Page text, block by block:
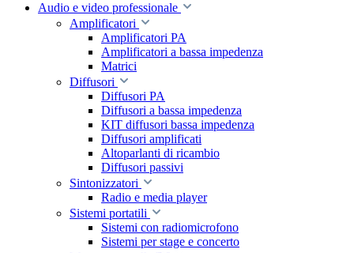
Audio e video professionale
Amplificatori
Amplificatori PA
Amplificatori a bassa impedenza
Matrici
Diffusori
Diffusori PA
Diffusori a bassa impedenza
KIT diffusori bassa impedenza
Diffusori amplificati
Altoparlanti di ricambio
Diffusori passivi
Sintonizzatori
Radio e media player
Sistemi portatili
Sistemi con radiomicrofono
Sistemi per stage e concerto